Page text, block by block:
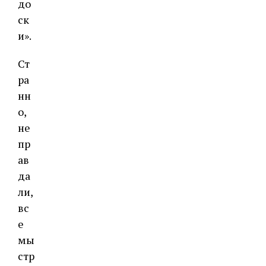
до
ск
и».
Ст
ра
нн
о,
не
пр
ав
да
ли,
вс
е
мы
стр